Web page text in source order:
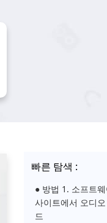
빠른 탐색 :
● 방법 1. 소프트
사이트에서 오디
드